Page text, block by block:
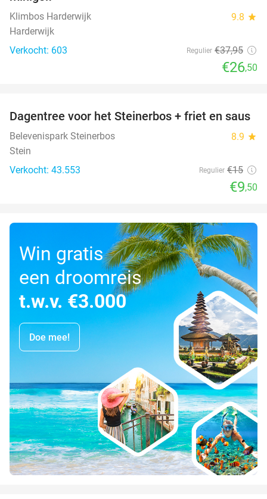
Klimbos Harderwijk 9.8 star
Harderwijk
Verkocht: 603
Regulier €37,95
€26,50
37%
Dagentree voor het Steinerbos + friet en saus
Belevenispark Steinerbos 8.9 star
Stein
Verkocht: 43.553
Regulier €15
€9,50
Win gratis
een droomreis
t.w.v. €3.000
Doe mee!